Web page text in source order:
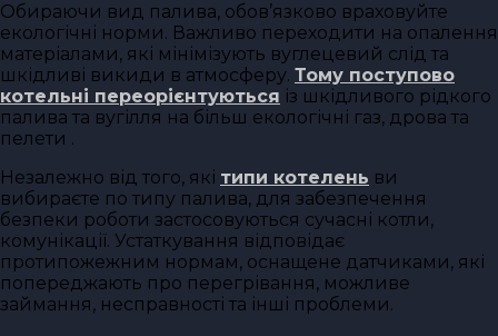
Обираючи вид палива, обов’язково враховуйте
екологічні норми. Важливо переходити на опалення
матеріалами, які мінімізують вуглецевий слід та
шкідливі викиди в атмосферу. Тому поступово
котельні переорієнтуються із шкідливого рідкого
палива та вугілля на більш екологічні газ, дрова та
пелети .
Незалежно від того, які типи котелень ви
вибираєте по типу палива, для забезпечення
безпеки роботи застосовуються сучасні котли,
комунікації. Устаткування відповідає
протипожежним нормам, оснащене датчиками, які
попереджають про перегрівання, можливе
займання, несправності та інші проблеми.